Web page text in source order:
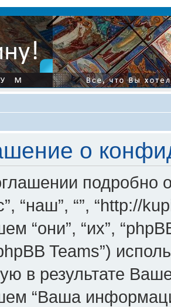
о
подробно
“наш”, “”, “http://
“они”, “их”,
Teams”)
в результате
“Ваша